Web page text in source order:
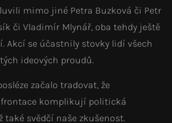
mimo jiné Petra Buzková či Petr
či Vladimír Mlynář, oba tehdy ještě
Akcí se účastnily stovky lidí všech
ideových proudů.
začalo tradovat, že
komplikují politická
také svědčí naše zkušenost.